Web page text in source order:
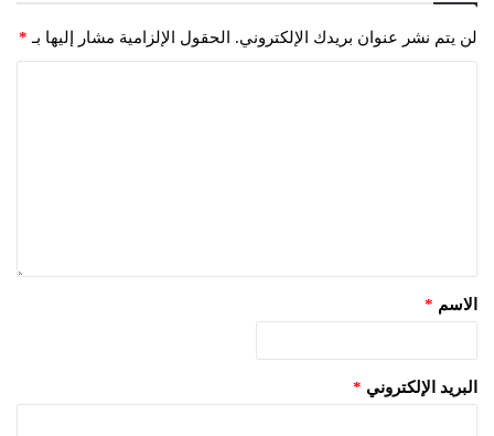
لن يتم نشر عنوان بريدك الإلكتروني. الحقول الإلزامية مشار إليها بـ *
الاسم *
البريد الإلكتروني *